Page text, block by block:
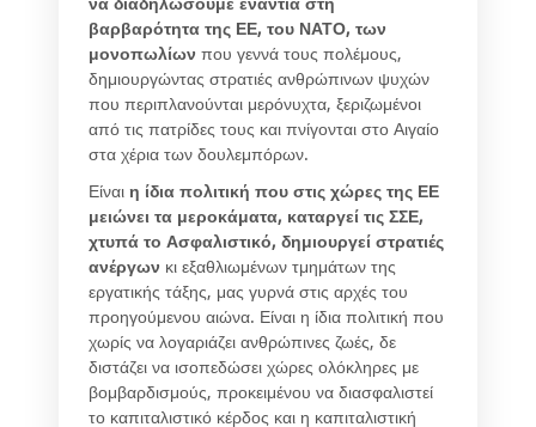
βαρβαρότητα της ΕΕ, του ΝΑΤΟ, των
μονοπωλίων που γεννά τους πολέμους,
δημιουργώντας στρατιές ανθρώπινων ψυχών
που περιπλανούνται μερόνυχτα, ξεριζωμένοι
από τις πατρίδες τους και πνίγονται στο Αιγαίο
στα χέρια των δουλεμπόρων.
Είναι η ίδια πολιτική που στις χώρες της ΕΕ
μειώνει τα μεροκάματα, καταργεί τις ΣΣΕ,
χτυπά το Ασφαλιστικό, δημιουργεί στρατιές
ανέργων κι εξαθλιωμένων τμημάτων της
εργατικής τάξης, μας γυρνά στις αρχές του
προηγούμενου αιώνα. Είναι η ίδια πολιτική που
χωρίς να λογαριάζει ανθρώπινες ζωές, δε
διστάζει να ισοπεδώσει χώρες ολόκληρες με
βομβαρδισμούς, προκειμένου να διασφαλιστεί
το καπιταλιστικό κέρδος και η καπιταλιστική